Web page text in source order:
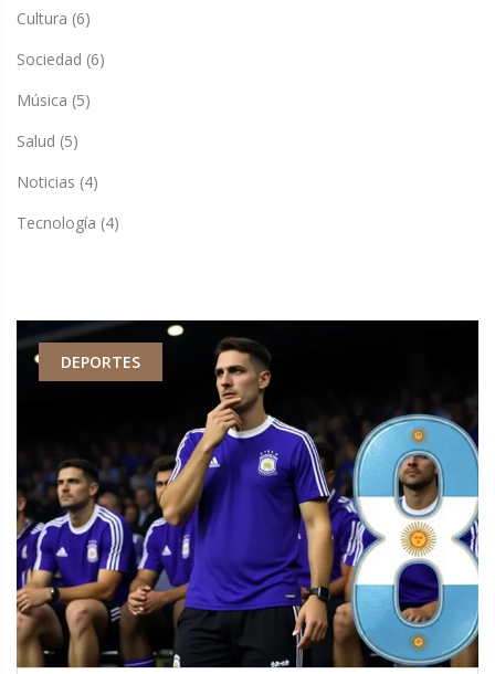
Cultura (6)
Sociedad (6)
Música (5)
Salud (5)
Noticias (4)
Tecnología (4)
DEPORTES